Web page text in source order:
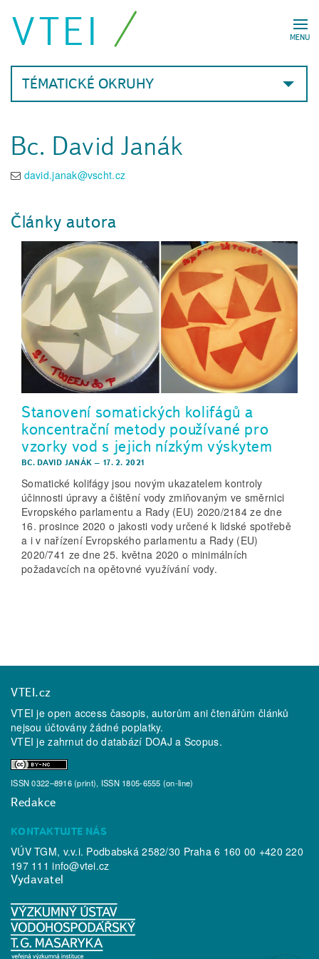
MENU
VTEI
TÉMATICKÉ OKRUHY
Bc. David Janák
david.janak@vscht.cz
Články autora
Stanovení somatických kolifágů a
koncentrační metody používané pro
vzorky vod s jejich nízkým výskytem
BC. DAVID JANÁK – 17. 2. 2021
Somatické kolifágy jsou novým ukazatelem kontroly
účinnosti úpravy a čištění vody zmiňovaným ve směrnici
Evropského parlamentu a Rady (EU) 2020/2184 ze dne
16. prosince 2020 o jakosti vody určené k lidské spotřebě
a i v nařízení Evropského parlamentu a Rady (EU)
2020/741 ze dne 25. května 2020 o minimálních
požadavcích na opětovné využívání vody.
VTEI.cz
VTEI je open access časopis, autorům ani čtenářům článků
nejsou účtovány žádné poplatky.
VTEI je zahrnut do databází DOAJ a Scopus.
ISSN 0322–8916 (print), ISSN 1805-6555 (on-line)
Redakce
KONTAKTUJTE NÁS
VÚV TGM, v.v.i. Podbabská 2582/30 Praha 6 160 00 +420 220
197 111info@vtei.cz
Vydavatel